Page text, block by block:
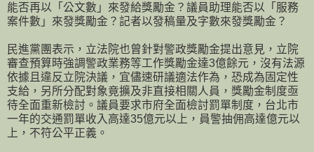
能否再以「公文數」來發給獎勵金？議員助理能否以「服務
案件數」來發獎勵金？記者以發稿量及字數來發獎勵金？
民進黨團表示，立法院也曾針對警政獎勵金提出意見，立院
審查預算時強調警政業務等工作獎勵金達3億餘元，沒有法源
依據且違反立院決議，宜儘速研議適法作為，恐成為固定性
支給，另所分配對象竟擴及非直接相關人員，獎勵金制度亟
待全面重新檢討。議員要求市府全面檢討罰單制度，台北市
一年的交通罰單收入高達35億元以上，員警抽佣高達億元以
上，不符公平正義。